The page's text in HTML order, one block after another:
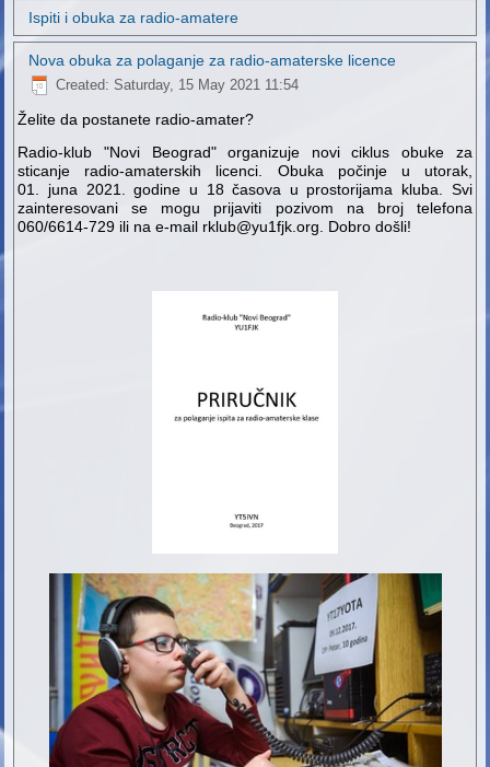
Ispiti i obuka za radio-amatere
Nova obuka za polaganje za radio-amaterske licence
Created: Saturday, 15 May 2021 11:54
Želite da postanete radio-amater?
Radio-klub "Novi Beograd" organizuje novi ciklus obuke za
sticanje radio-amaterskih licenci. Obuka počinje u utorak,
01. juna 2021. godine u 18 časova u prostorijama kluba. Svi
zainteresovani se mogu prijaviti pozivom na broj telefona
060/6614-729 ili na e-mail rklub@yu1fjk.org. Dobro došli!